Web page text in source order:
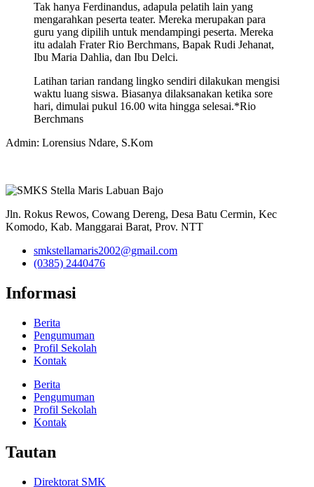
Tak hanya Ferdinandus, adapula pelatih lain yang
mengarahkan peserta teater. Mereka merupakan para
guru yang dipilih untuk mendampingi peserta. Mereka
itu adalah Frater Rio Berchmans, Bapak Rudi Jehanat,
Ibu Maria Dahlia, dan Ibu Delci.
Latihan tarian randang lingko sendiri dilakukan mengisi
waktu luang siswa. Biasanya dilaksanakan ketika sore
hari, dimulai pukul 16.00 wita hingga selesai.*Rio
Berchmans
Admin: Lorensius Ndare, S.Kom
Jln. Rokus Rewos, Cowang Dereng, Desa Batu Cermin, Kec
Komodo, Kab. Manggarai Barat, Prov. NTT
smkstellamaris2002@gmail.com
(0385) 2440476
Informasi
Berita
Pengumuman
Profil Sekolah
Kontak
Berita
Pengumuman
Profil Sekolah
Kontak
Tautan
Direktorat SMK